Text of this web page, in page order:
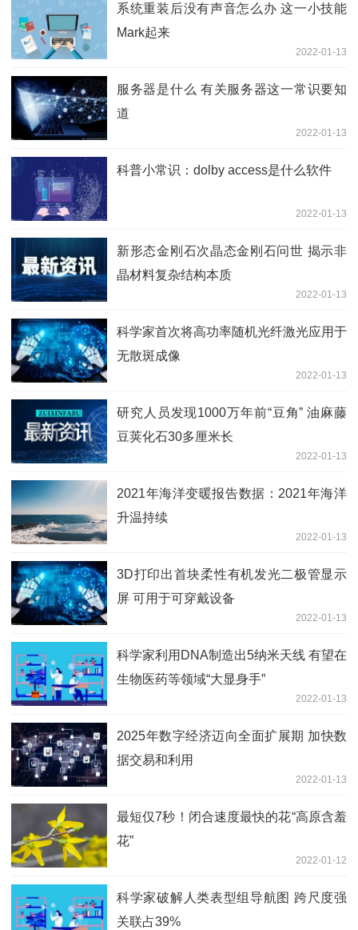
系统重装后没有声音怎么办 这一小技能
Mark起来
2022-01-13
服务器是什么 有关服务器这一常识要知
道
2022-01-13
科普小常识：dolby access是什么软件
2022-01-13
新形态金刚石次晶态金刚石问世 揭示非
晶材料复杂结构本质
2022-01-13
科学家首次将高功率随机光纤激光应用于
无散斑成像
2022-01-13
研究人员发现1000万年前“豆角” 油麻藤
豆荚化石30多厘米长
2022-01-13
2021年海洋变暖报告数据：2021年海洋
升温持续
2022-01-13
3D打印出首块柔性有机发光二极管显示
屏 可用于可穿戴设备
2022-01-13
科学家利用DNA制造出5纳米天线 有望在
生物医药等领域“大显身手”
2022-01-13
2025年数字经济迈向全面扩展期 加快数
据交易和利用
2022-01-13
最短仅7秒！闭合速度最快的花“高原含羞
花”
2022-01-12
科学家破解人类表型组导航图 跨尺度强
关联占39%